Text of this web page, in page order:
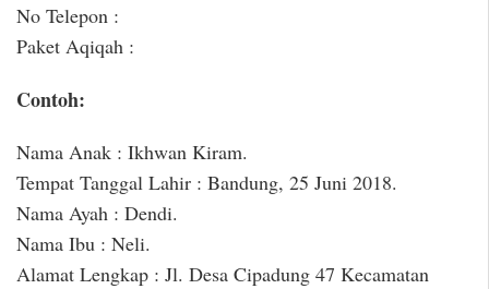
No Telepon :
Paket Aqiqah :
Contoh:
Nama Anak : Ikhwan Kiram.
Tempat Tanggal Lahir : Bandung, 25 Juni 2018.
Nama Ayah : Dendi.
Nama Ibu : Neli.
Alamat Lengkap : Jl. Desa Cipadung 47 Kecamatan